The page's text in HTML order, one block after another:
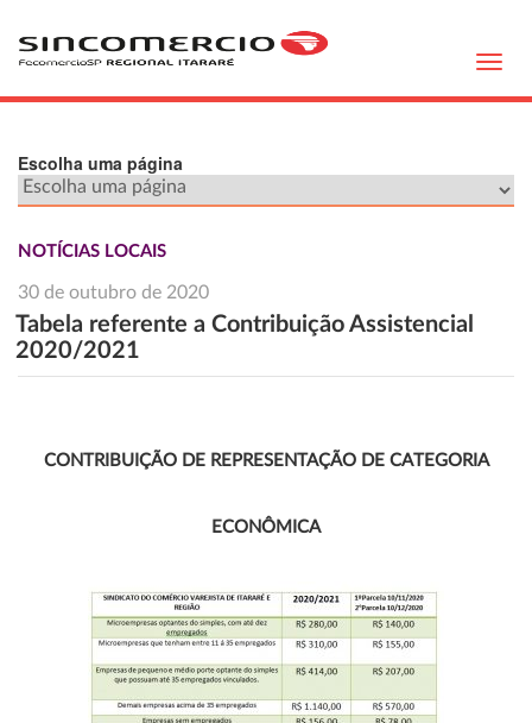
Escolha uma página
NOTÍCIAS LOCAIS
30 de outubro de 2020
Tabela referente a Contribuição Assistencial
2020/2021
CONTRIBUIÇÃO DE REPRESENTAÇÃO DE CATEGORIA
ECONÔMICA